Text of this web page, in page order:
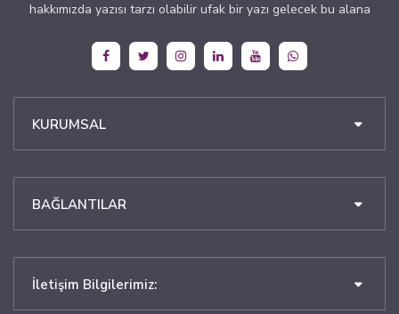
hakkımızda yazısı tarzı olabilir ufak bir yazı gelecek bu alana
KURUMSAL
BAĞLANTILAR
İletişim Bilgilerimiz: